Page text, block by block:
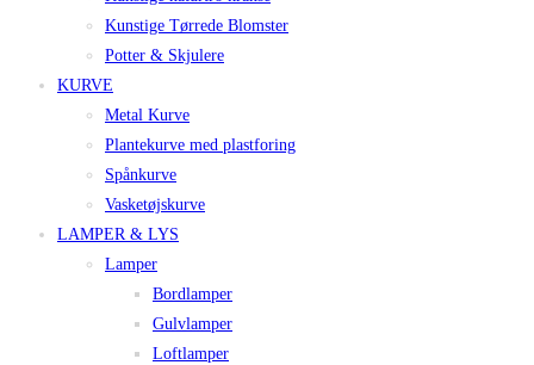
Kunstige Tørrede Blomster
Potter & Skjulere
KURVE
Metal Kurve
Plantekurve med plastforing
Spånkurve
Vasketøjskurve
LAMPER & LYS
Lamper
Bordlamper
Gulvlamper
Loftlamper